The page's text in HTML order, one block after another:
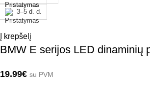
Į krepšelį
BMW E serijos LED dinaminių
19.99€ su PVM
3–5 d. d.